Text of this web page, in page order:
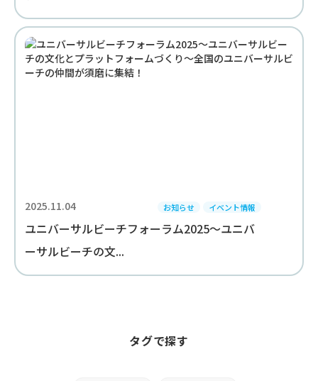
2025.11.04 お知らせ イベント情報
ユニバーサルビーチフォーラム2025～ユニバ
ーサルビーチの文...
タグで探す